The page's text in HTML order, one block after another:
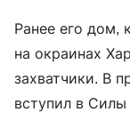
Ранее его дом,
на окраинах
захватчики. В
вступил в